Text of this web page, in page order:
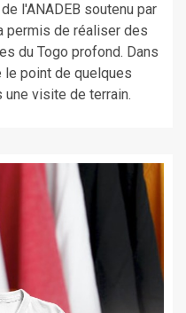
l'ANADEB soutenu par
permis de réaliser des
du Togo profond. Dans
point de quelques
visite de terrain.